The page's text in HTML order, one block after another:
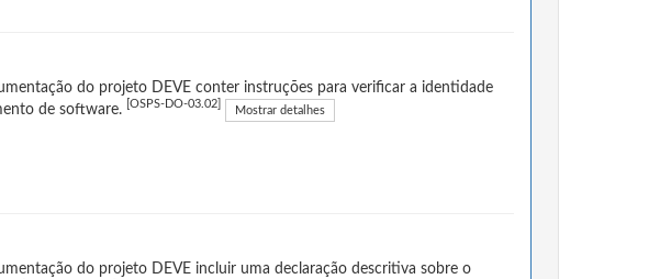
do projeto DEVE conter instruções para verificar a identidade
de software.
[OSPS-DO-03.02] Mostrar detalhes
do projeto DEVE incluir uma declaração descritiva sobre o